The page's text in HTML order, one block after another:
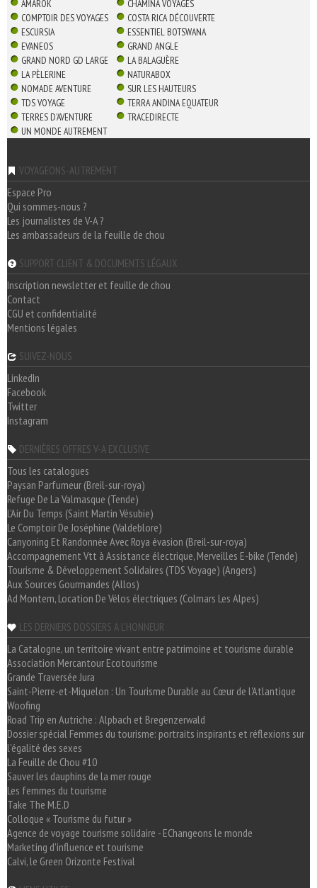
AMAROK
CHAMINA VOYAGES
COMPTOIR DES VOYAGES
COSTA RICA DÉCOUVERTE
ESCURSIA
ESSENTIEL BOTSWANA
EVANEOS
GRAND ANGLE
GRAND NORD GD LARGE
LA BALAGUÈRE
LA PÈLERINE
NATURABOX
NOMADE AVENTURE
SUR LES HAUTEURS
TDS VOYAGE
TERRA ANDINA EQUATEUR
TERRES D'AVENTURE
TRACEDIRECTE
UN MONDE AUTREMENT
VOYAGEONS-AUTREMENT
Espace Pro
Qui sommes-nous ?
Les journalistes de V-A ?
Les ambassadeurs de la feuille de chou
SUPPORT CLIENT & DOCUMENTS LÉGAUX
Inscription newsletter et feuille de chou
Contact
CGU et confidentialité
Mentions légales
SUIVEZ-NOUS
LinkedIn
Facebook
Twitter
Instagram
DERNIÈRES OFFRES V-A EXCLUSIVE
Tous les catalogues
Paysan Parfumeur (Breil-sur-roya)
Refuge De La Valmasque (Tende)
L'Air Du Temps (Saint Martin Vésubie)
Le Comptoir De Joséphine (Valdeblore)
Canyoning Et Randonnée Avec Roya évasion (Breil-sur-roya)
Accompagnement Vtt à Assistance électrique, Merveilles E-bike (Tende)
Tourisme & Développement Solidaires (TDS Voyage) (Angers)
Aux Sources Gourmandes (Allos)
Ad Montem, Location De Vélos électriques (Colmars Les Alpes)
LES DERNIERS DOSSIERS A L'HONNEUR
La Catalogne, un territoire vivant entre patrimoine et tourisme durable
Association Mercantour Ecotourisme
Grande Traversée Jura
Saint-Pierre-et-Miquelon : Un Tourisme Durable au Cœur de l'Atlantique
Woofing
Road Trip en Autriche : Alpbach et Bregenzerwald
Dossier spécial Femmes du tourisme: portraits inspirants et réflexions sur
l'égalité des sexes
La Feuille de Chou #10
Sauver les dauphins de la mer rouge
Les femmes du tourisme
Take The M.E.D
Colloque « Tourisme du futur »
Agence de voyage tourisme solidaire - EChangeons le monde
Marketing d'influence et tourisme
Calvi, le Green Orizonte Festival